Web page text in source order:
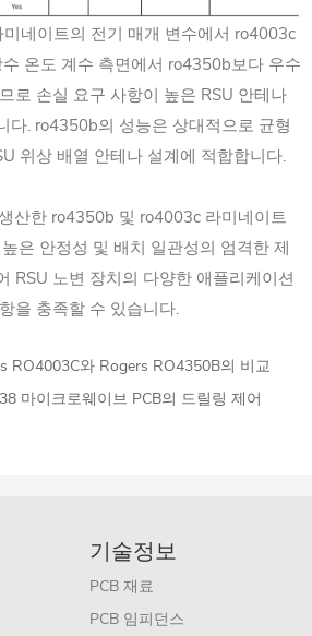
네이트의 전기 매개 변수에서 ro4003c
온도 계수 측면에서 ro4350b보다 우수
로 손실 요구 사항이 높은 RSU 안테나
다. ro4350b의 성능은 상대적으로 균형
위상 배열 안테나 설계에 적합합니다.
산한 ro4350b 및 ro4003c 라미네이트
은 안정성 및 배치 일관성의 엄격한 제
RSU 노변 장치의 다양한 애플리케이션
을 충족할 수 있습니다.
RO4003C와 Rogers RO4350B의 비교
마이크로웨이브 PCB의 드릴링 제어
기술정보
PCB 재료
PCB 임피던스